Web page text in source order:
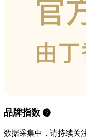
品牌指数
数据采集中，请持续关